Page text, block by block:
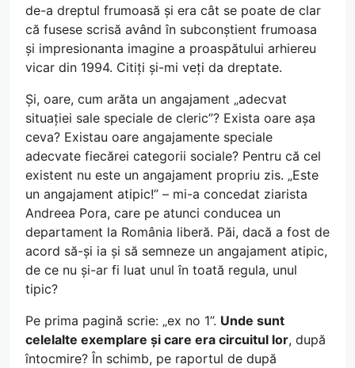
de-a dreptul frumoasă și era cât se poate de clar
că fusese scrisă având în subconștient frumoasa
și impresionanta imagine a proaspătului arhiereu
vicar din 1994. Citiți și-mi veți da dreptate.
Și, oare, cum arăta un angajament „adecvat
situației sale speciale de cleric”? Exista oare așa
ceva? Existau oare angajamente speciale
adecvate fiecărei categorii sociale? Pentru că cel
existent nu este un angajament propriu zis. „Este
un angajament atipic!” – mi-a concedat ziarista
Andreea Pora, care pe atunci conducea un
departament la România liberă. Păi, dacă a fost de
acord să-și ia și să semneze un angajament atipic,
de ce nu și-ar fi luat unul în toată regula, unul
tipic?
Pe prima pagină scrie: „ex no 1”. Unde sunt
celelalte exemplare și care era circuitul lor, după
întocmire? În schimb, pe raportul de după